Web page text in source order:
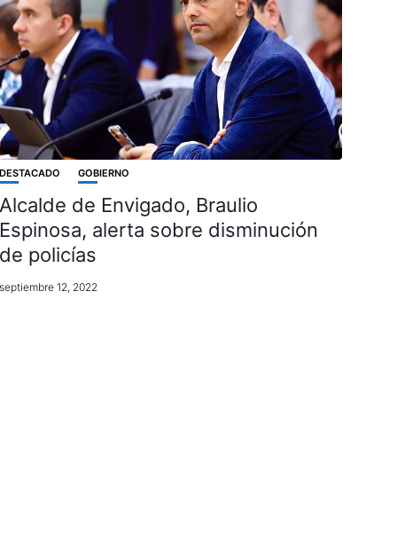
DESTACADO GOBIERNO
Alcalde de Envigado, Braulio
Espinosa, alerta sobre disminución
de policías
septiembre 12, 2022